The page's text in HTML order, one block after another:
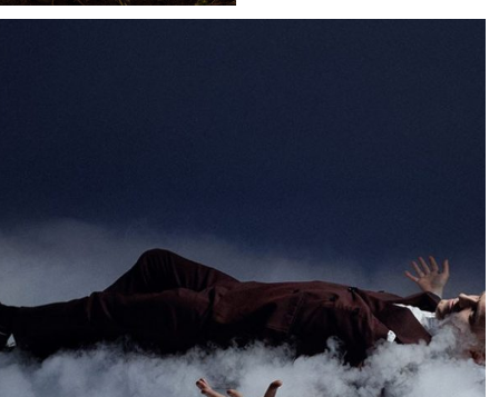
Herausforderung dieses
bewahren. Unser Ziel
war es, authentische
Action-Aufnahmen zu
schaffen, ohne dabei die
Tiefe, Stimmung und